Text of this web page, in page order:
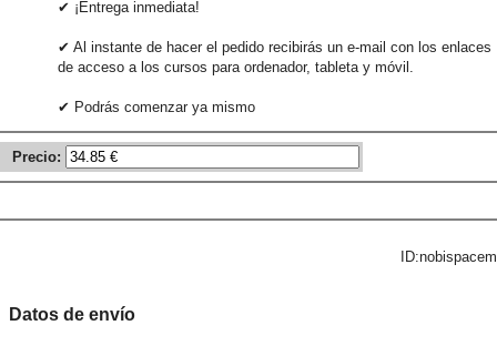
✔ ¡Entrega inmediata!
✔ Al instante de hacer el pedido recibirás un e-mail con los enlaces
de acceso a los cursos para ordenador, tableta y móvil.
✔ Podrás comenzar ya mismo
Precio:
ID:nobispacem
Datos de envío